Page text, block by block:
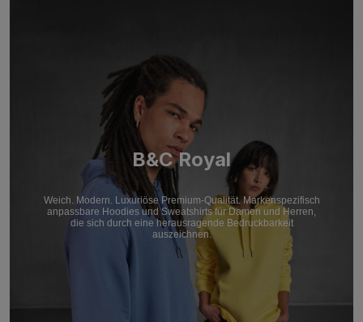
B&C Royal
Weich. Modern. Luxuriöse Premium-Qualität. Markenspezifisch
anpassbare Hoodies und Sweatshirts für Damen und Herren,
die sich durch eine herausragende Bedruckbarkeit
auszeichnen.